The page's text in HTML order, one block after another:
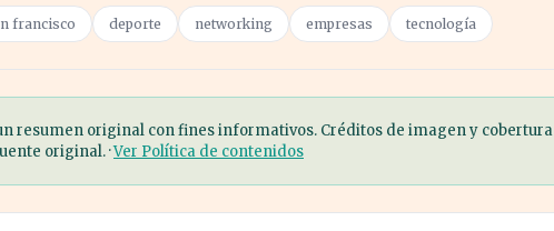
francisco deporte networking empresas tecnología
resumen original con fines informativos. Créditos de imagen y cobertura
original. ·Ver Política de contenidos